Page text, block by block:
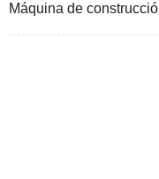
Máquina de